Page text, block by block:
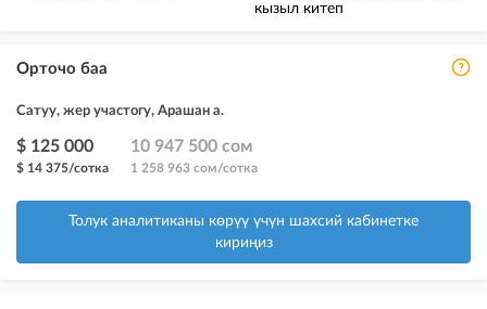
кызыл китеп
Орточо баа
Сатуу, жер участогу, Арашан а.
$ 125 000
$ 14 375/сотка
10 947 500 сом
1 258 963 сом/сотка
Толук аналитиканы көрүү үчүн шахсий кабинетке
кириңиз